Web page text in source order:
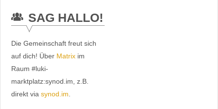
SAG HALLO!
Die Gemeinschaft freut sich
auf dich! Über Matrixim
Raum #luki-
marktplatz:synod.im, z.B.
direkt via synod.im